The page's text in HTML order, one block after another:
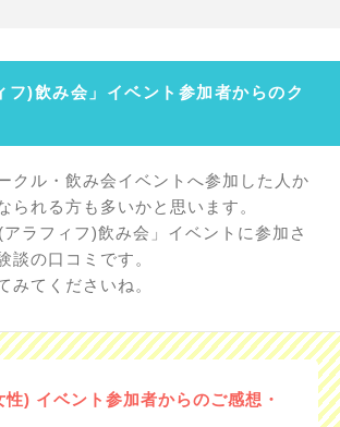
フ)飲み会」イベント参加者からのク
クル・飲み会イベントへ参加した人か
られる方も多いかと思います。
ラフィフ)飲み会」イベントに参加さ
談の口コミです。
みてくださいね。
) イベント参加者からのご感想・